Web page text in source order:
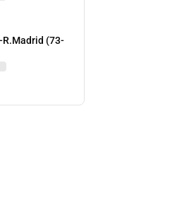
R.Madrid (73-